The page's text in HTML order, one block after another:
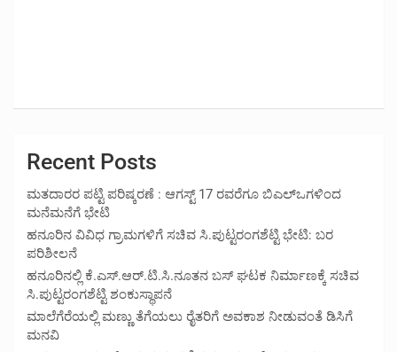
Recent Posts
ಮತದಾರರ ಪಟ್ಟಿ ಪರಿಷ್ಕರಣೆ : ಆಗಸ್ಟ್ 17 ರವರೆಗೂ ಬಿಎಲ್‍ಒಗಳಿಂದ
ಮನೆಮನೆಗೆ ಭೇಟಿ
ಹನೂರಿನ ವಿವಿಧ ಗ್ರಾಮಗಳಿಗೆ ಸಚಿವ ಸಿ.ಪುಟ್ಟರಂಗಶೆಟ್ಟಿ ಭೇಟಿ: ಬರ
ಪರಿಶೀಲನೆ
ಹನೂರಿನಲ್ಲಿ ಕೆ.ಎಸ್.ಆರ್.ಟಿ.ಸಿ.ನೂತನ ಬಸ್ ಘಟಕ ನಿರ್ಮಾಣಕ್ಕೆ ಸಚಿವ
ಸಿ.ಪುಟ್ಟರಂಗಶೆಟ್ಟಿ ಶಂಕುಸ್ಥಾಪನೆ
ಮಾಲೆಗೆರೆಯಲ್ಲಿ ಮಣ್ಣು ತೆಗೆಯಲು ರೈತರಿಗೆ ಅವಕಾಶ ನೀಡುವಂತೆ ಡಿಸಿಗೆ
ಮನವಿ